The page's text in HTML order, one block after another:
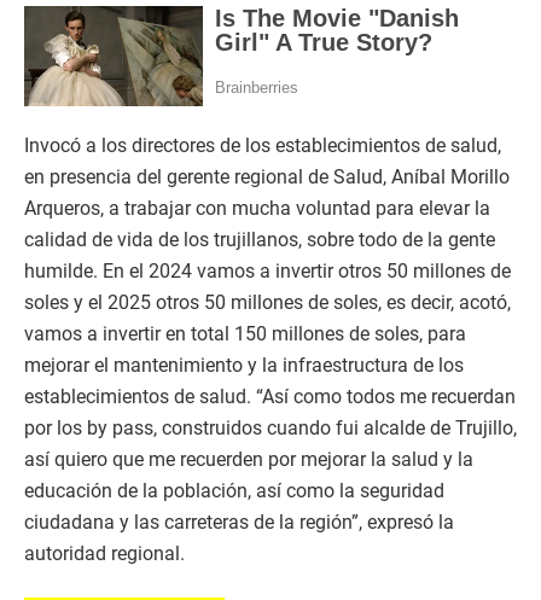
Invocó a los directores de los establecimientos de salud,
en presencia del gerente regional de Salud, Aníbal Morillo
Arqueros, a trabajar con mucha voluntad para elevar la
calidad de vida de los trujillanos, sobre todo de la gente
humilde. En el 2024 vamos a invertir otros 50 millones de
soles y el 2025 otros 50 millones de soles, es decir, acotó,
vamos a invertir en total 150 millones de soles, para
mejorar el mantenimiento y la infraestructura de los
establecimientos de salud. “Así como todos me recuerdan
por los by pass, construidos cuando fui alcalde de Trujillo,
así quiero que me recuerden por mejorar la salud y la
educación de la población, así como la seguridad
ciudadana y las carreteras de la región”, expresó la
autoridad regional.